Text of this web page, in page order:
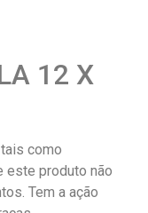
12 X
como
este produto não
Tem a ação